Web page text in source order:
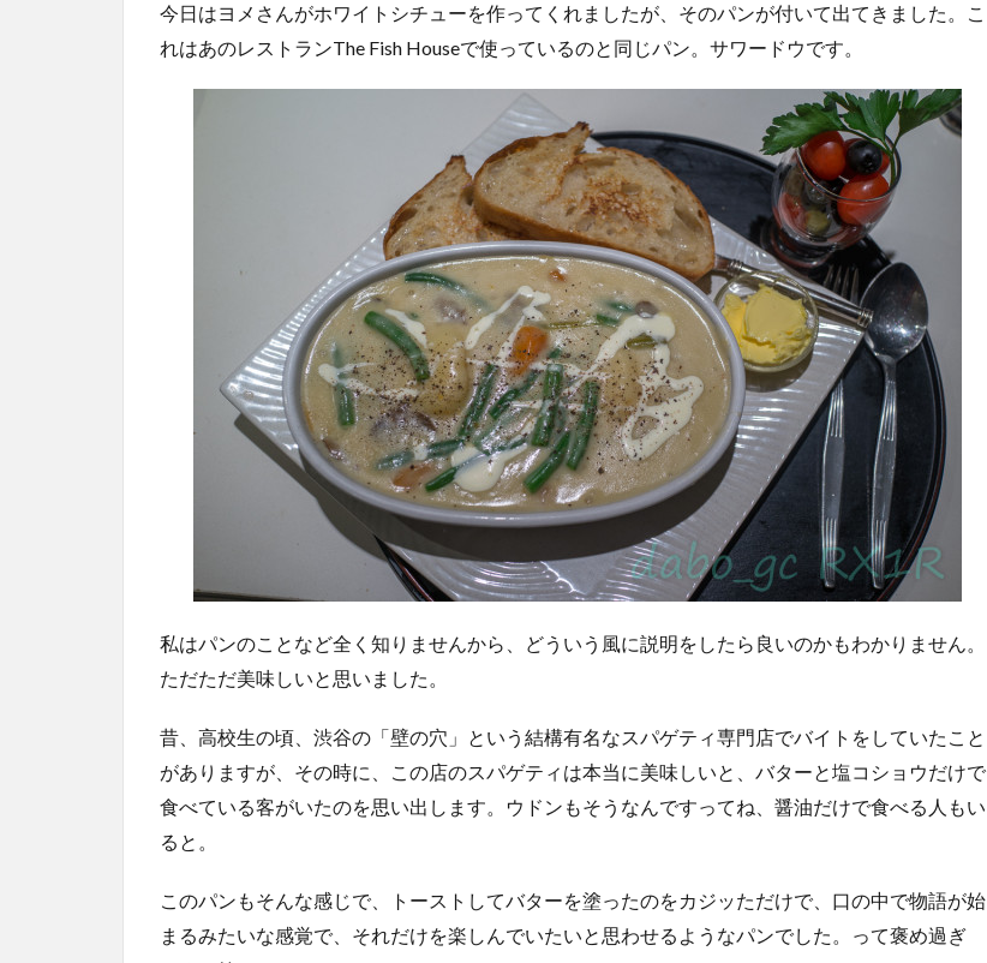
今日はヨメさんがホワイトシチューを作ってくれましたが、そのパンが付いて出てきました。こ
れはあのレストランThe Fish Houseで使っているのと同じパン。サワードウです。
私はパンのことなど全く知りませんから、どういう風に説明をしたら良いのかもわかりません。
ただただ美味しいと思いました。
昔、高校生の頃、渋谷の「壁の穴」という結構有名なスパゲティ専門店でバイトをしていたこと
がありますが、その時に、この店のスパゲティは本当に美味しいと、バターと塩コショウだけで
食べている客がいたのを思い出します。ウドンもそうなんですってね、醤油だけで食べる人もい
ると。
このパンもそんな感じで、トーストしてバターを塗ったのをカジッただけで、口の中で物語が始
まるみたいな感覚で、それだけを楽しんでいたいと思わせるようなパンでした。って褒め過ぎ